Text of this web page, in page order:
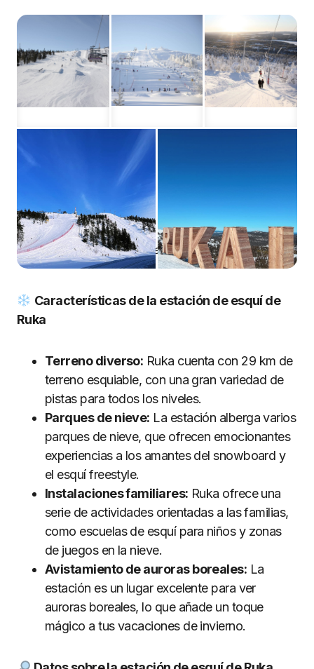
Estación de esquí de Ruka
Características de la estación de esquí de
Ruka
Terreno diverso: Ruka cuenta con 29 km de
terreno esquiable, con una gran variedad de
pistas para todos los niveles.
Parques de nieve: La estación alberga varios
parques de nieve, que ofrecen emocionantes
experiencias a los amantes del snowboard y
el esquí freestyle.
Instalaciones familiares: Ruka ofrece una
serie de actividades orientadas a las familias,
como escuelas de esquí para niños y zonas
de juegos en la nieve.
Avistamiento de auroras boreales: La
estación es un lugar excelente para ver
auroras boreales, lo que añade un toque
mágico a tus vacaciones de invierno.